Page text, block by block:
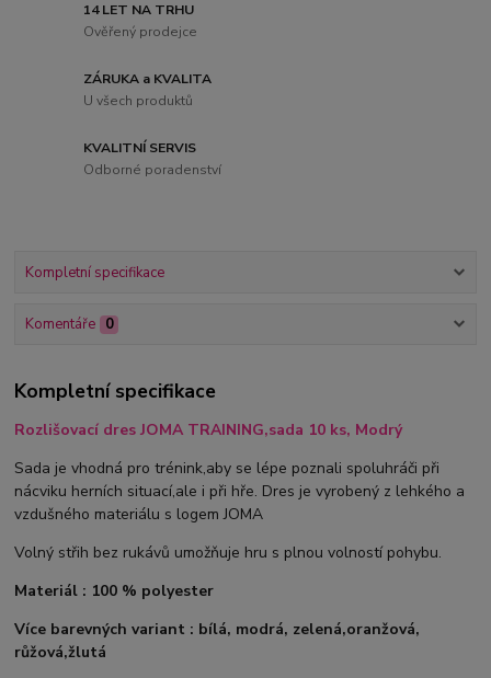
14 LET NA TRHU
Ověřený prodejce
ZÁRUKA a KVALITA
U všech produktů
KVALITNÍ SERVIS
Odborné poradenství
Kompletní specifikace
Komentáře 0
Kompletní specifikace
Rozlišovací dres JOMA TRAINING,sada 10 ks, Modrý
Sada je vhodná pro trénink,aby se lépe poznali spoluhráči při
nácviku herních situací,ale i při hře. Dres je vyrobený z lehkého a
vzdušného materiálu s logem JOMA
Volný střih bez rukávů umožňuje hru s plnou volností pohybu.
Materiál : 100 % polyester
Více barevných variant : bílá, modrá, zelená,oranžová,
růžová,žlutá